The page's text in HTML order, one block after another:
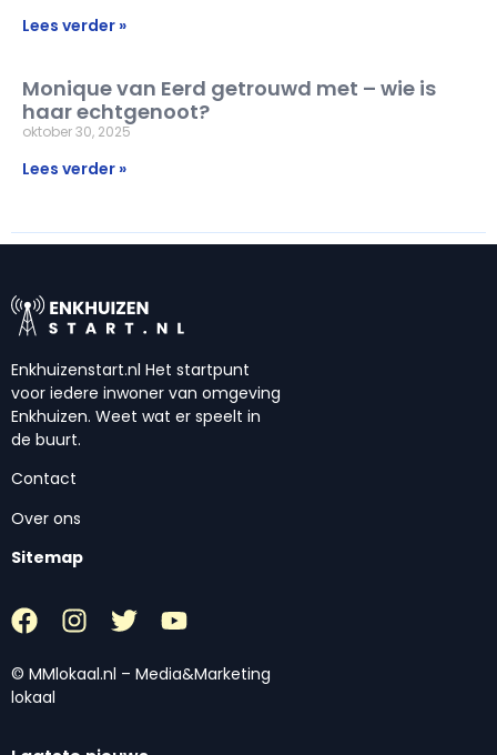
Lees verder »
Monique van Eerd getrouwd met – wie is
haar echtgenoot?
oktober 30, 2025
Lees verder »
Enkhuizenstart.nl Het startpunt
voor iedere inwoner van omgeving
Enkhuizen. Weet wat er speelt in
de buurt.
Contact
Over ons
Sitemap
© MMlokaal.nl – Media&Marketing
lokaal